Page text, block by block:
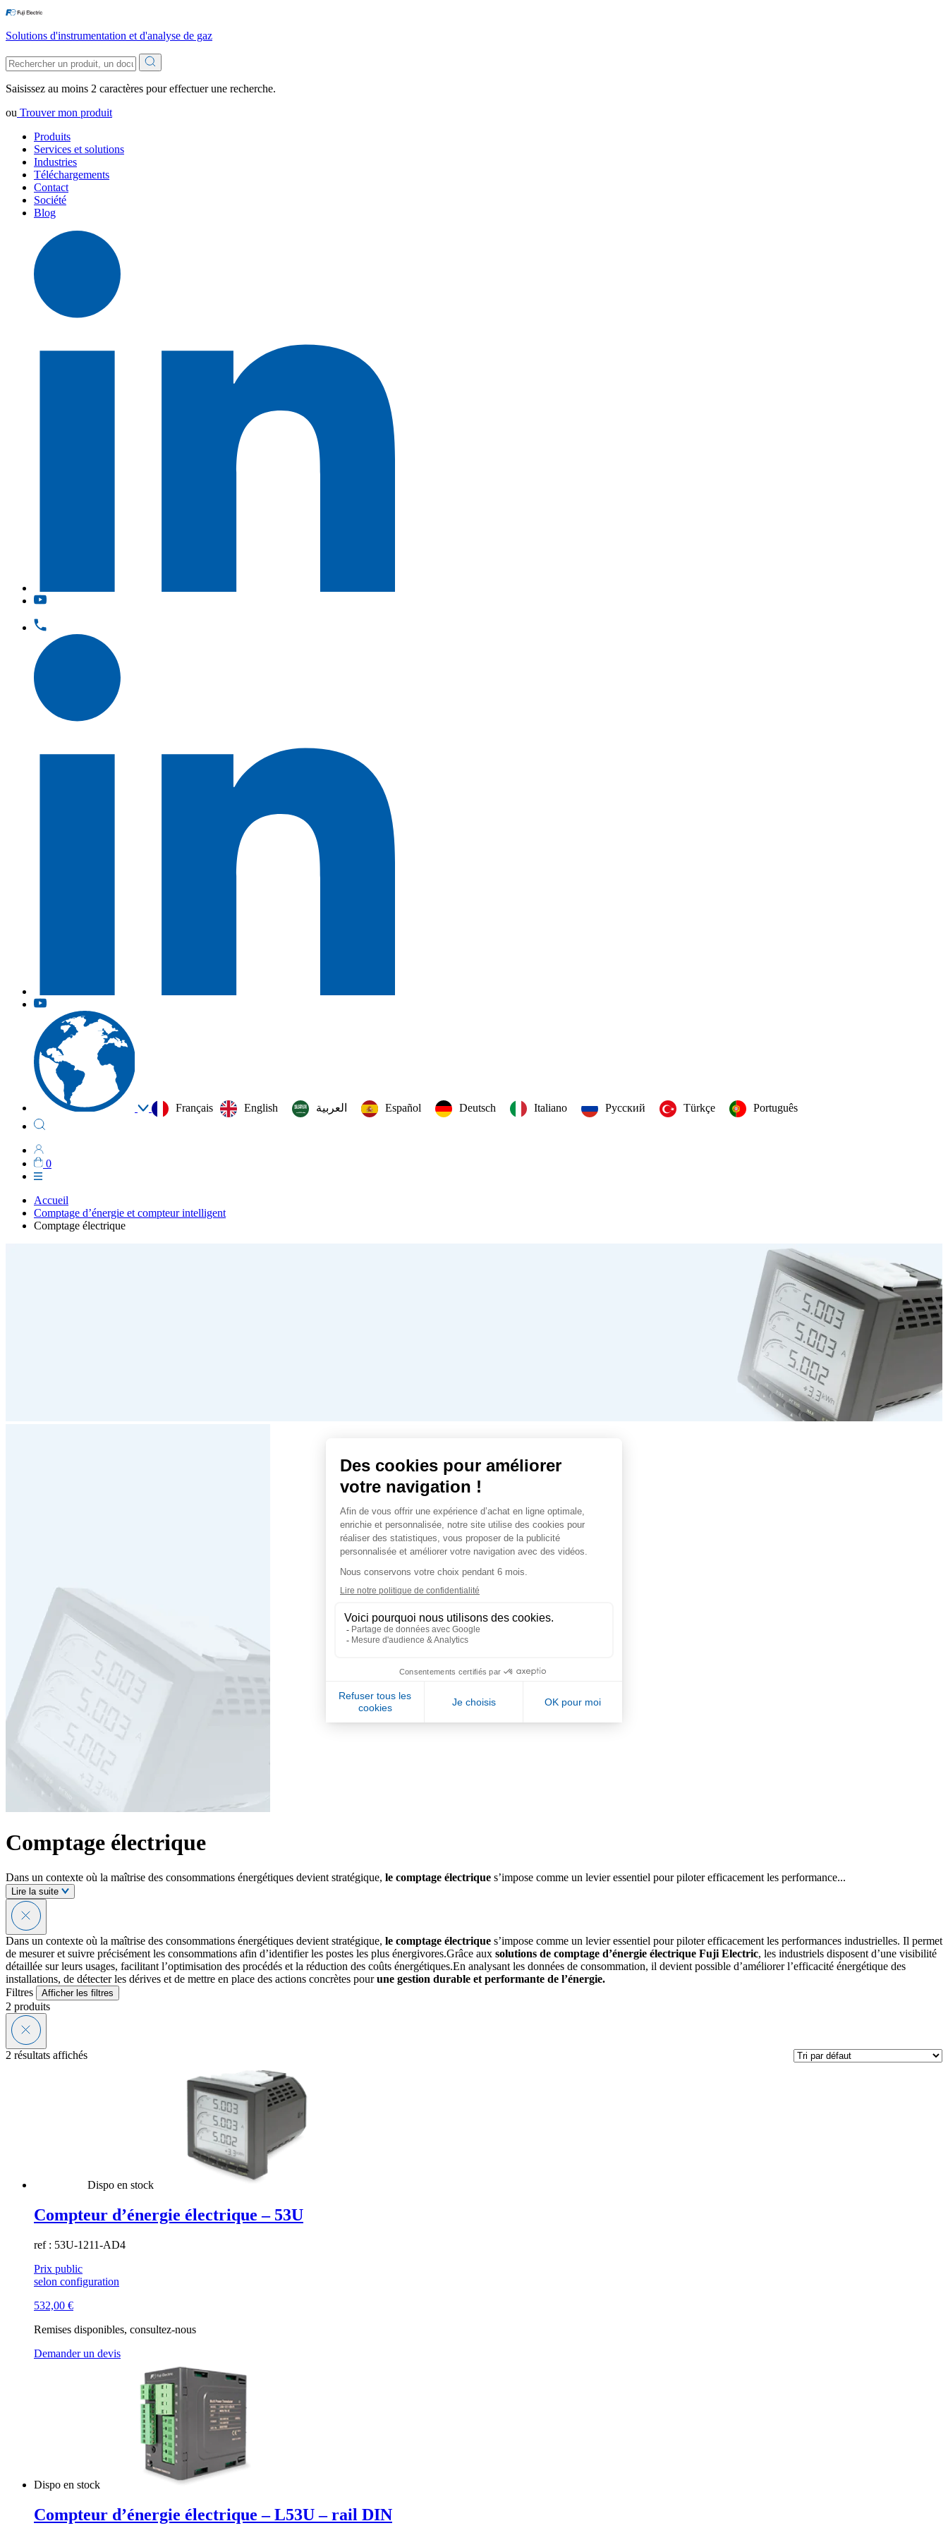
Solutions d'instrumentation et d'analyse de gaz
Saisissez au moins 2 caractères pour effectuer une recherche.
ou Trouver mon produit
Produits
Services et solutions
Industries
Téléchargements
Contact
Société
Blog
Français English العربية‏ Español Deutsch Italiano Русский Türkçe Português
0
Accueil
Comptage d’énergie et compteur intelligent
Comptage électrique
Comptage électrique
Dans un contexte où la maîtrise des consommations énergétiques devient stratégique, le comptage électrique s’impose comme un levier essentiel pour piloter efficacement les performance...
Lire la suite
Dans un contexte où la maîtrise des consommations énergétiques devient stratégique, le comptage électrique s’impose comme un levier essentiel pour piloter efficacement les performances industrielles. Il permet
de mesurer et suivre précisément les consommations afin d’identifier les postes les plus énergivores.Grâce aux solutions de comptage d’énergie électrique Fuji Electric, les industriels disposent d’une visibilité
détaillée sur leurs usages, facilitant l’optimisation des procédés et la réduction des coûts énergétiques.En analysant les données de consommation, il devient possible d’améliorer l’efficacité énergétique des
installations, de détecter les dérives et de mettre en place des actions concrètes pourune gestion durable et performante de l’énergie.
Filtres
Afficher les filtres
2 produits
2 résultats affichés
Dispo en stock
Compteur d’énergie électrique – 53U
ref : 53U-1211-AD4
Prix public
selon configuration
532,00 €
Remises disponibles, consultez-nous
Demander un devis
Dispo en stock
Compteur d’énergie électrique – L53U – rail DIN